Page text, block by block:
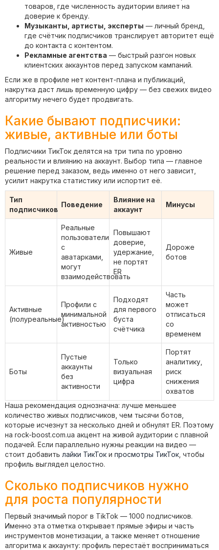
товаров, где численность аудитории влияет на
доверие к бренду.
Музыканты, артисты, эксперты — личный бренд,
где счётчик подписчиков транслирует авторитет ещё
до контакта с контентом.
Рекламные агентства — быстрый разгон новых
клиентских аккаунтов перед запуском кампаний.
Если же в профиле нет контент-плана и публикаций,
накрутка даст лишь временную цифру — без свежих видео
алгоритму нечего будет продвигать.
Какие бывают подписчики:
живые, активные или боты
Подписчики ТикТок делятся на три типа по уровню
реальности и влиянию на аккаунт. Выбор типа — главное
решение перед заказом, ведь именно от него зависит,
усилит накрутка статистику или испортит её.
Тип
подписчиков
Поведение
Влияние на
аккаунт
Минусы
Живые
Реальные
пользователи
с
аватарками,
могут
взаимодействовать
Повышают
доверие,
удержание,
не портят
ER
Дороже
ботов
Активные
(полуреальные)
Профили с
минимальной
активностью
Подходят
для первого
буста
счётчика
Часть
может
отписаться
со
временем
Боты
Пустые
аккаунты
без
активности
Только
визуальная
цифра
Портят
аналитику,
риск
снижения
охватов
Наша рекомендация однозначна: лучше меньшее
количество живых подписчиков, чем тысячи ботов,
которые исчезнут за несколько дней и обнулят ER. Поэтому
на rock-boost.com.ua акцент на живой аудитории с плавной
подачей. Если параллельно нужны реакции на видео —
стоит добавить лайки ТикТок и просмотры ТикТок , чтобы
профиль выглядел целостно.
Сколько подписчиков нужно
для роста популярности
Первый значимый порог в TikTok — 1000 подписчиков.
Именно эта отметка открывает прямые эфиры и часть
инструментов монетизации, а также меняет отношение
алгоритма к аккаунту: профиль перестаёт восприниматься